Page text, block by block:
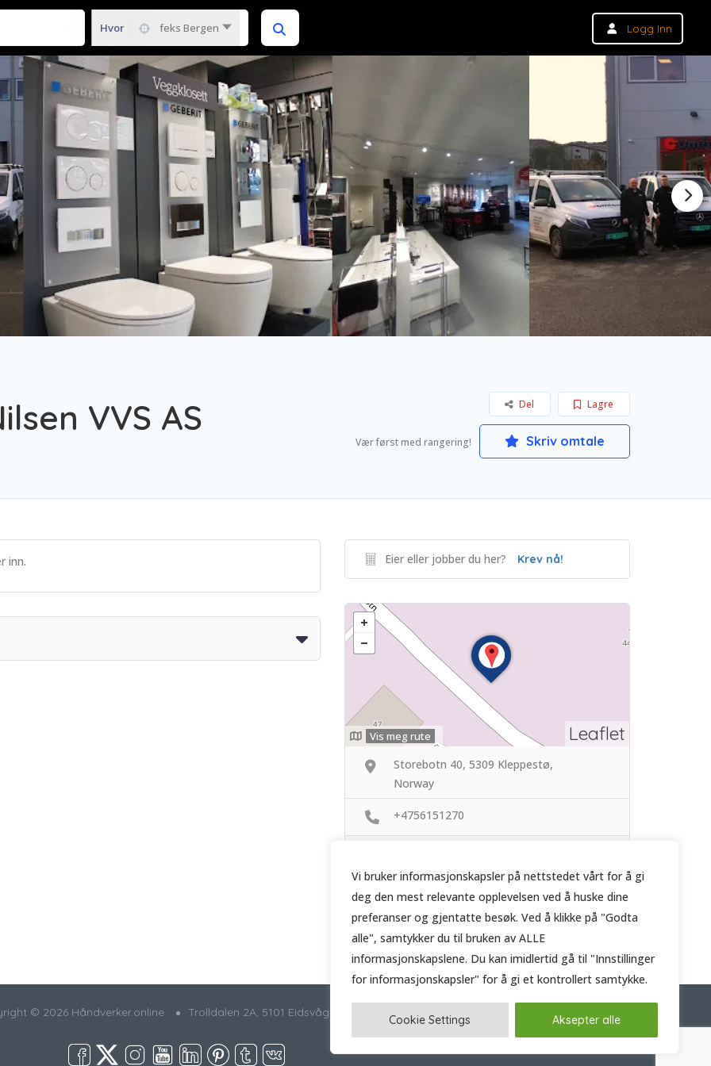
Vi bruker informasjonskapsler på nettstedet vårt for å gi
deg den mest relevante opplevelsen ved å huske dine
preferanser og gjentatte besøk. Ved å klikke på "Godta
alle", samtykker du til bruken av ALLE
informasjonskapslene. Du kan imidlertid gå til "Innstillinger
for informasjonskapsler" for å gi et kontrollert samtykke.
Cookie Settings Aksepter alle
Hvor feks Bergen Logg Inn
VVS AS Lagre
Del
Vær først med rangering! Skriv omtale
inn. Eier eller jobber du her? Krev nå!
Leaflet
Vis meg rute
Storebotn 40, 5309 Kleppestø,
Norway
+4756151270
© 2026 Håndverker.online Trolldalen 2A, 5101 Eidsvågneset